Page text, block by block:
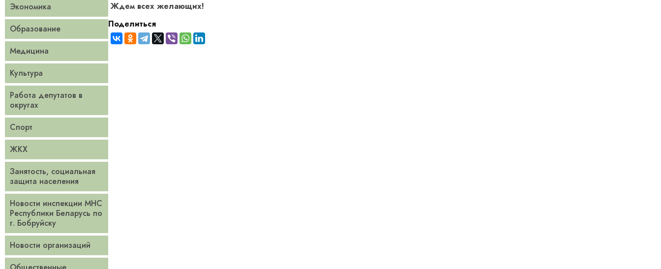
Экономика
Образование
Медицина
Культура
Работа депутатов в
округах
Спорт
ЖКХ
Занятость, социальная
защита населения
Новости инспекции МНС
Республики Беларусь по
г. Бобруйску
Новости организаций
Ждем всех желающих!
Поделиться